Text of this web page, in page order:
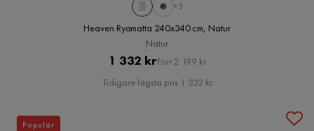
+3
Heaven Ryamatta 240x340 cm, Natur
Natur
Pris
1 332 krOriginal
Pris
Förr 2 199 kr
Tidigare lägsta pris 1 332 kr
Populär